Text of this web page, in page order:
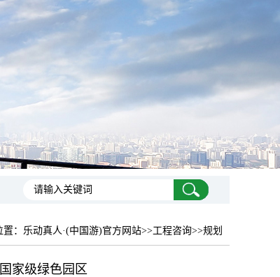
： 乐动真人·(中国游)官方网站>>工程咨询>>规划
家级绿色园区